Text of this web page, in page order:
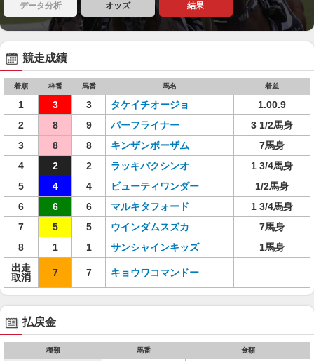
データ分析 オッズ 結果
競走成績
着順 枠番 馬番 馬名 着差
1 3 3 タケイチオージョ
1.00.9
2
8 9 パーフライナー
3 1/2馬身
3
8 8 キンザンボーザム
7馬身
4
2 2 ラッキバクシンオ
1 3/4馬身
5
4 4 ビューティワンダー
1/2馬身
6
6 6 マルキタフォード
1 3/4馬身
7
5 5 ウインダムスズカ
7馬身
8
1 1 サンシャインキッズ
1馬身
出走
取消
7 7 キョウワコマンドー
払戻金
種類 馬番 金額